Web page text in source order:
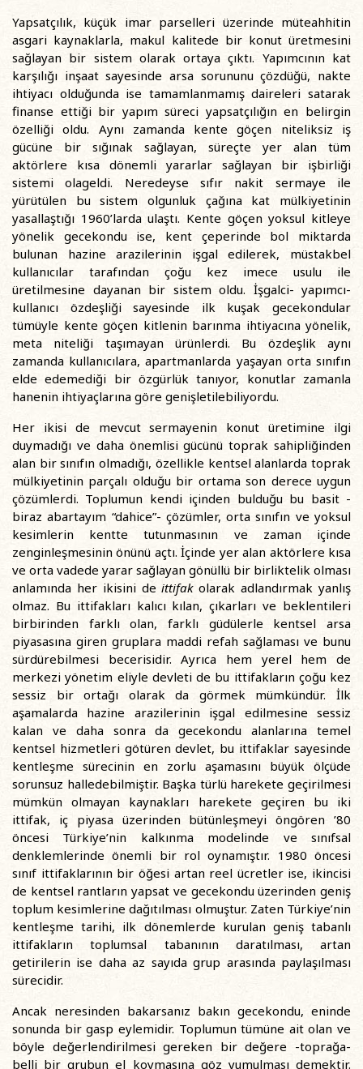
Yapsatçılık, küçük imar parselleri üzerinde müteahhitin
asgari kaynaklarla, makul kalitede bir konut üretmesini
sağlayan bir sistem olarak ortaya çıktı. Yapımcının kat
karşılığı inşaat sayesinde arsa sorununu çözdüğü, nakte
ihtiyacı olduğunda ise tamamlanmamış daireleri satarak
finanse ettiği bir yapım süreci yapsatçılığın en belirgin
özelliği oldu. Aynı zamanda kente göçen niteliksiz iş
gücüne bir sığınak sağlayan, süreçte yer alan tüm
aktörlere kısa dönemli yararlar sağlayan bir işbirliği
sistemi olageldi. Neredeyse sıfır nakit sermaye ile
yürütülen bu sistem olgunluk çağına kat mülkiyetinin
yasallaştığı 1960’larda ulaştı. Kente göçen yoksul kitleye
yönelik gecekondu ise, kent çeperinde bol miktarda
bulunan hazine arazilerinin işgal edilerek, müstakbel
kullanıcılar tarafından çoğu kez imece usulu ile
üretilmesine dayanan bir sistem oldu. İşgalci- yapımcı-
kullanıcı özdeşliği sayesinde ilk kuşak gecekondular
tümüyle kente göçen kitlenin barınma ihtiyacına yönelik,
meta niteliği taşımayan ürünlerdi. Bu özdeşlik aynı
zamanda kullanıcılara, apartmanlarda yaşayan orta sınıfın
elde edemediği bir özgürlük tanıyor, konutlar zamanla
hanenin ihtiyaçlarına göre genişletilebiliyordu.
Her ikisi de mevcut sermayenin konut üretimine ilgi
duymadığı ve daha önemlisi gücünü toprak sahipliğinden
alan bir sınıfın olmadığı, özellikle kentsel alanlarda toprak
mülkiyetinin parçalı olduğu bir ortama son derece uygun
çözümlerdi. Toplumun kendi içinden bulduğu bu basit -
biraz abartayım “dahice”- çözümler, orta sınıfın ve yoksul
kesimlerin kentte tutunmasının ve zaman içinde
zenginleşmesinin önünü açtı. İçinde yer alan aktörlere kısa
ve orta vadede yarar sağlayan gönüllü bir birliktelik olması
anlamında her ikisini deittifakolarak adlandırmak yanlış
olmaz. Bu ittifakları kalıcı kılan, çıkarları ve beklentileri
birbirinden farklı olan, farklı güdülerle kentsel arsa
piyasasına giren gruplara maddi refah sağlaması ve bunu
sürdürebilmesi becerisidir. Ayrıca hem yerel hem de
merkezi yönetim eliyle devleti de bu ittifakların çoğu kez
sessiz bir ortağı olarak da görmek mümkündür. İlk
aşamalarda hazine arazilerinin işgal edilmesine sessiz
kalan ve daha sonra da gecekondu alanlarına temel
kentsel hizmetleri götüren devlet, bu ittifaklar sayesinde
kentleşme sürecinin en zorlu aşamasını büyük ölçüde
sorunsuz halledebilmiştir. Başka türlü harekete geçirilmesi
mümkün olmayan kaynakları harekete geçiren bu iki
ittifak, iç piyasa üzerinden bütünleşmeyi öngören ’80
öncesi Türkiye’nin kalkınma modelinde ve sınıfsal
denklemlerinde önemli bir rol oynamıştır. 1980 öncesi
sınıf ittifaklarının bir öğesi artan reel ücretler ise, ikincisi
de kentsel rantların yapsat ve gecekondu üzerinden geniş
toplum kesimlerine dağıtılması olmuştur. Zaten Türkiye’nin
kentleşme tarihi, ilk dönemlerde kurulan geniş tabanlı
ittifakların toplumsal tabanının daratılması, artan
getirilerin ise daha az sayıda grup arasında paylaşılması
sürecidir.
Ancak neresinden bakarsanız bakın gecekondu, eninde
sonunda bir gasp eylemidir. Toplumun tümüne ait olan ve
böyle değerlendirilmesi gereken bir değere -toprağa-
belli bir grubun el koymasına göz yumulması demektir.